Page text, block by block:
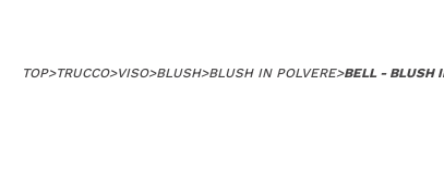
TOP>TRUCCO>VISO>BLUSH>BLUSH IN POLVERE>BELL - BLUSH